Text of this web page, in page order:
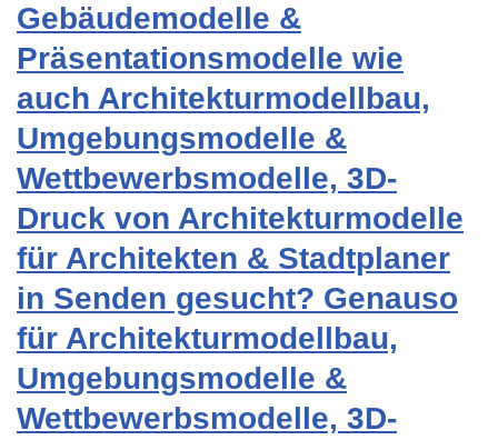
Gebäudemodelle &
Präsentationsmodelle wie
auch Architekturmodellbau,
Umgebungsmodelle &
Wettbewerbsmodelle, 3D-
Druck von Architekturmodelle
für Architekten & Stadtplaner
in Senden gesucht? Genauso
für Architekturmodellbau,
Umgebungsmodelle &
Wettbewerbsmodelle, 3D-